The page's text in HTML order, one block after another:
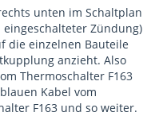
unten im Schaltplan
Zündung)
die einzelnen Bauteile
anzieht. Also
Thermoschalter F163
Kabel vom
F163 und so weiter.